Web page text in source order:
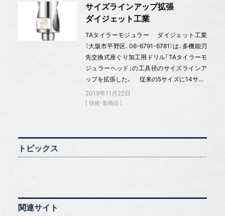
サイズラインアップ拡張
ダイジェット工業
TAタイラーモジュラー ダイジェット工業
（大阪市平野区、06-6791-6781）は、多機能刃
先交換式座ぐり加工用ドリル「TAタイラーモ
ジュラーヘッド」の工具径のサイズラインア
ップを拡張した。 従来の5サイズに14サ…
2019年11月22日
技術・新商品
トピックス
関連サイト